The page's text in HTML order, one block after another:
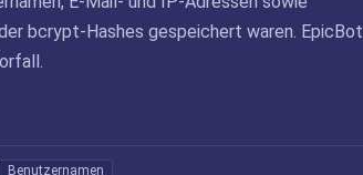
bcrypt-Hashes gespeichert waren. EpicBot
Benutzernamen